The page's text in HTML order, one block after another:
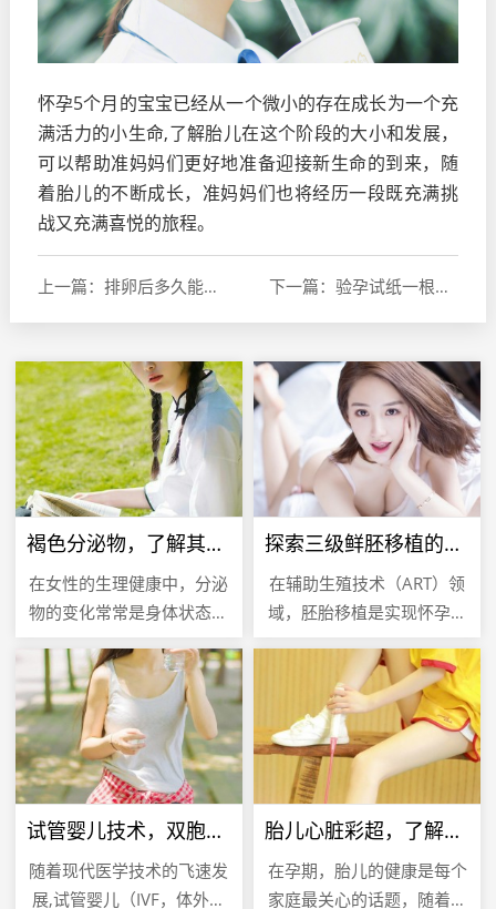
怀孕5个月的宝宝已经从一个微小的存在成长为一个充
满活力的小生命,了解胎儿在这个阶段的大小和发展，
可以帮助准妈妈们更好地准备迎接新生命的到来，随
着胎儿的不断成长，准妈妈们也将经历一段既充满挑
战又充满喜悦的旅程。
上一篇：排卵后多久能查出怀孕，了解怀孕检测的时间与方法 下一篇：验孕试纸一根红杠，解读怀孕测试结果
褐色分泌物，了解其原因及应对策略
在女性的生理健康中，分泌
物的变化常常是身体状态的
能会遇到分泌物呈现褐色的
情况，这可能会引起担忧和
不安，褐...
探索三级鲜胚移植的成功率，希望与挑战
在辅助生殖技术（ART）领
域，胚胎移植是实现怀孕的
体外受精（IVF）过程中，
将新鲜培养的胚胎直接移植
到女...
试管婴儿技术，双胞胎的奥秘
随着现代医学技术的飞速发
展,试管婴儿（IVF，体外受
胎儿心脏彩超，了解胎儿心脏健康的窗口
在孕期，胎儿的健康是每个
家庭最关心的话题，随着医